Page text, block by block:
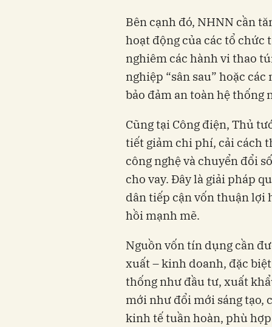
Bên cạnh đó, NHNN cần
hoạt động của các tổ
nghiêm các hành vi thao
nghiệp “sân sau” hoặc
bảo đảm an toàn hệ thống
Cũng tại Công điện, Thủ
tiết giảm chi phí, cải cách
công nghệ và chuyển đổi
cho vay. Đây là giải pháp
dân tiếp cận vốn thuận lợi
hồi mạnh mẽ.
Nguồn vốn tín dụng cần
xuất – kinh doanh, đặc
thống như đầu tư, xuất
mới như đổi mới sáng tạo,
kinh tế tuần hoàn, phù